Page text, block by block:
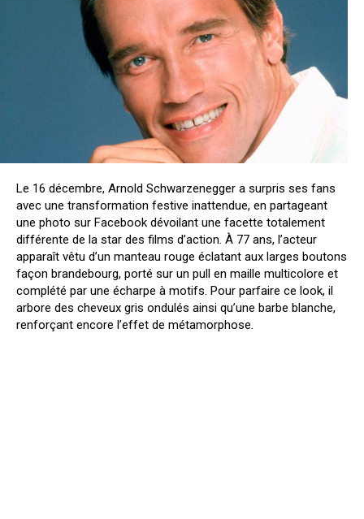
Le 16 décembre, Arnold Schwarzenegger a surpris ses fans
avec une transformation festive inattendue, en partageant
une photo sur Facebook dévoilant une facette totalement
différente de la star des films d’action. À 77 ans, l’acteur
apparaît vêtu d’un manteau rouge éclatant aux larges boutons
façon brandebourg, porté sur un pull en maille multicolore et
complété par une écharpe à motifs. Pour parfaire ce look, il
arbore des cheveux gris ondulés ainsi qu’une barbe blanche,
renforçant encore l’effet de métamorphose.